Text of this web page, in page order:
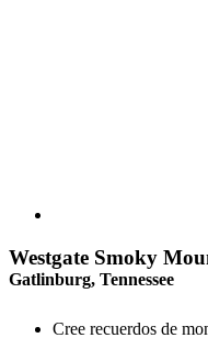
Westgate Smoky
Gatlinburg, Tennessee
Cree recuerdos de